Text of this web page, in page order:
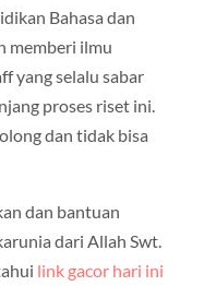
Bahasa dan
memberi ilmu
yang selalu sabar
proses riset ini.
dan tidak bisa
dan bantuan
dari Allah Swt.
link gacor hari ini